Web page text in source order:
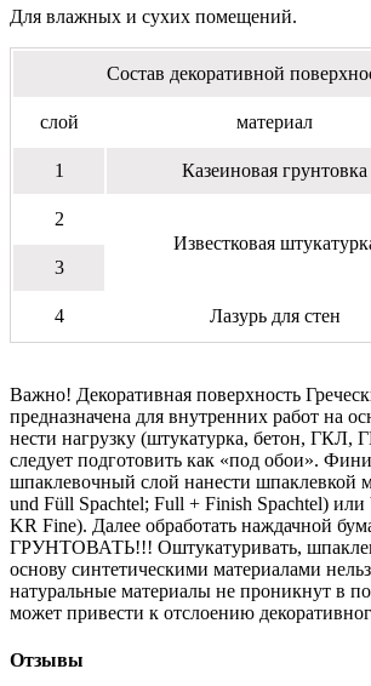
Для влажных и сухих помещений.
Состав декоративной
слой материал
1 Казеиновая грунтовка
2
Известковая
3
4 Лазурь для стен
Важно! Декоративная поверхность
предназначена для внутренних работ на
нести нагрузку (штукатурка, бетон, ГКЛ,
следует подготовить как «под обои».
шпаклевочный слой нанести шпаклевкой
und Füll Spachtel; Full + Finish Spachtel)
KR Fine). Далее обработать наждачной
ГРУНТОВАТЬ!!! Оштукатуривать,
основу синтетическими материалами
натуральные материалы не проникнут в
может привести к отслоению
Отзывы